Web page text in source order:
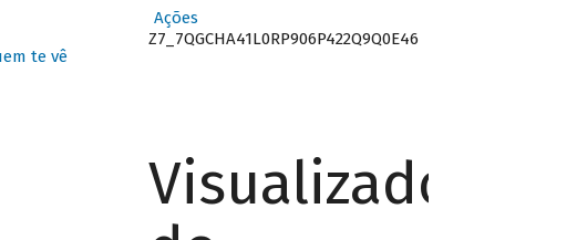
te vê
Ações
Z7_7QGCHA41L0RP906P422Q9Q0E46
Visualizador